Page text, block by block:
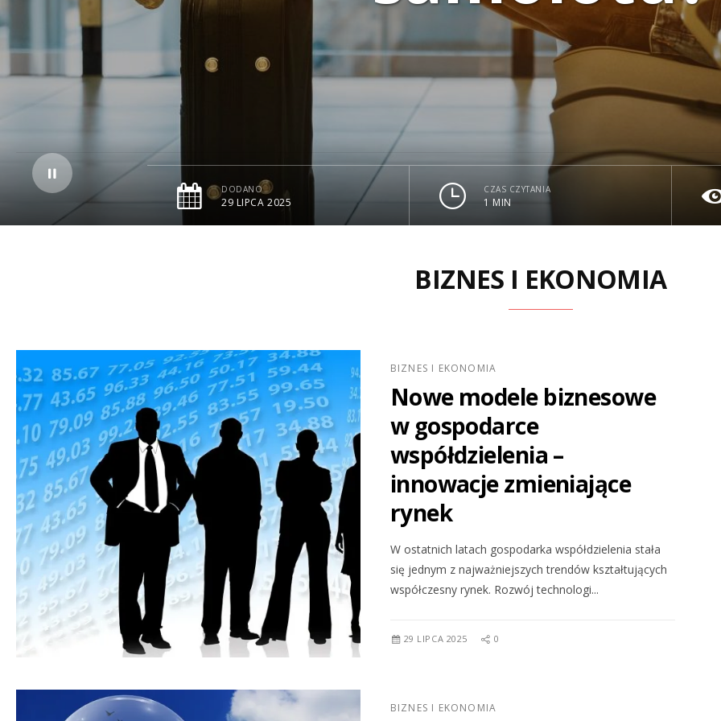
DODANO
29 LIPCA 2025
CZAS CZYTANIA
1 MIN
BIZNES I EKONOMIA
BIZNES I EKONOMIA
Nowe modele biznesowe
w gospodarce
współdzielenia –
innowacje zmieniające
rynek
W ostatnich latach gospodarka współdzielenia stała
się jednym z najważniejszych trendów kształtujących
współczesny rynek. Rozwój technologi...
29 LIPCA 2025 0
BIZNES I EKONOMIA